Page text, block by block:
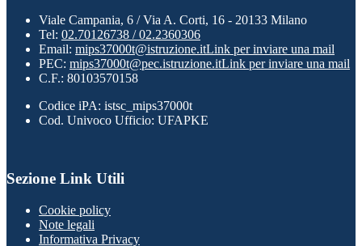
Viale Campania, 6 / Via A. Corti, 16 - 20133 Milano
Tel: 02.70126738 / 02.2360306
Email: mips37000t@istruzione.itLink per inviare una mail
PEC: mips37000t@pec.istruzione.itLink per inviare una mail
C.F.: 80103570158
Codice iPA: istsc_mips37000t
Cod. Univoco Ufficio: UFAPKE
Sezione Link Utili
Cookie policy
Note legali
Informativa Privacy